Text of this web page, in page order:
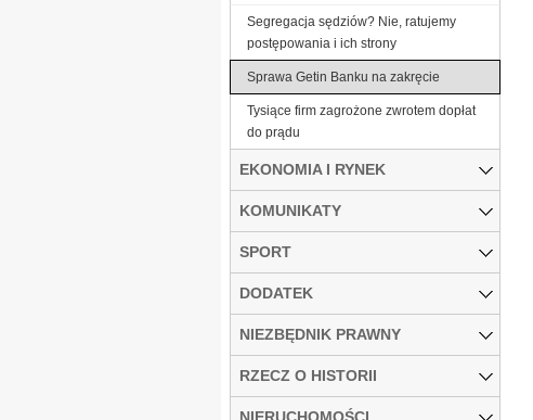
Segregacja sędziów? Nie, ratujemy
postępowania i ich strony
Sprawa Getin Banku na zakręcie
Tysiące firm zagrożone zwrotem dopłat
do prądu
EKONOMIA I RYNEK
KOMUNIKATY
SPORT
DODATEK
NIEZBĘDNIK PRAWNY
RZECZ O HISTORII
NIERUCHOMOŚCI